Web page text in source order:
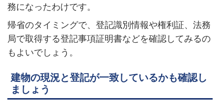
務になったわけです。
帰省のタイミングで、登記識別情報や権利証、法務
局で取得する登記事項証明書などを確認してみるの
もよいでしょう。
建物の現況と登記が一致しているかも確認し
ましょう